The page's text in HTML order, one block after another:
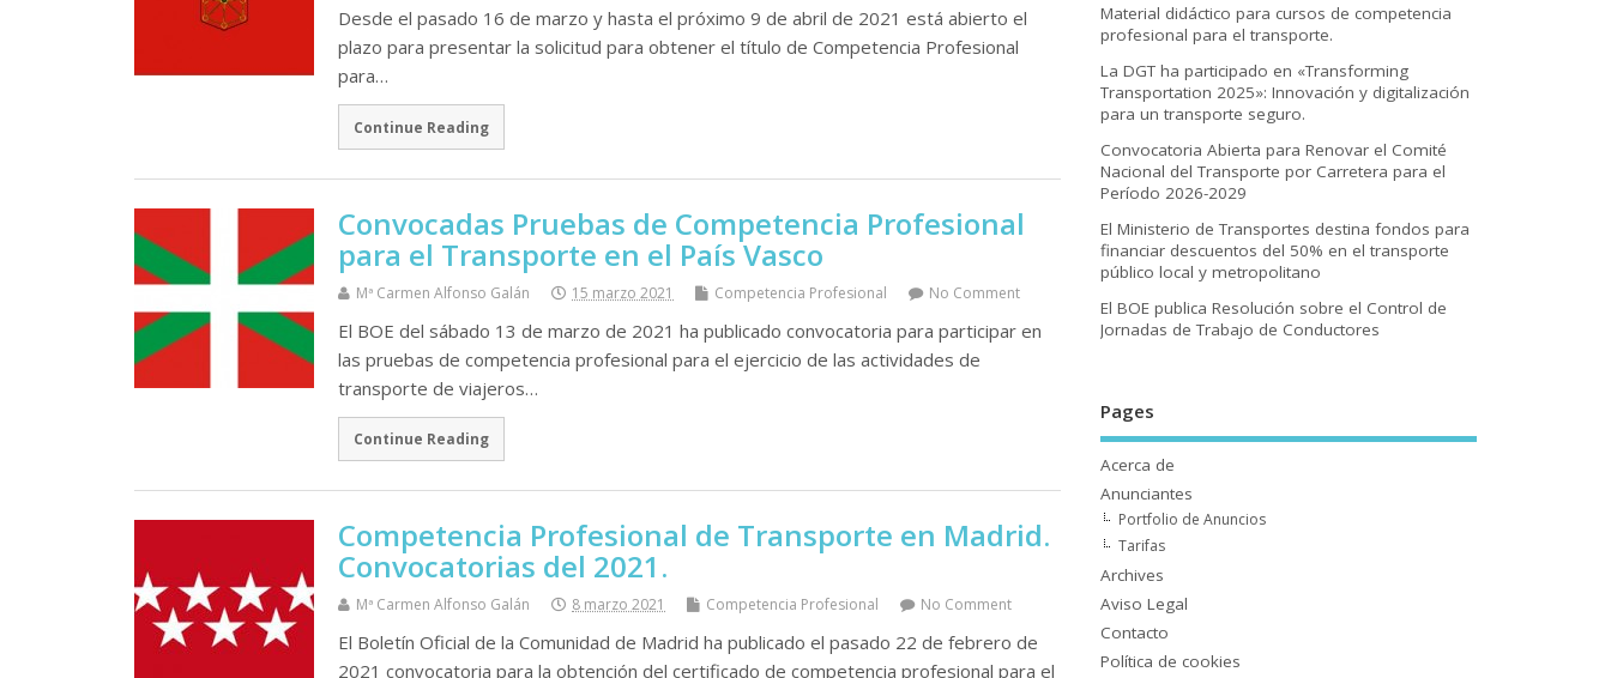
Desde el pasado 16 de marzo y hasta el próximo 9 de abril de 2021 está abierto el
plazo para presentar la solicitud para obtener el tí­tulo de Competencia Profesional
para…
Continue Reading
Convocadas Pruebas de Competencia Profesional
para el Transporte en el Paí­s Vasco
Mª Carmen Alfonso Galán 15 marzo 2021 Competencia Profesional No Comment
El BOE del sábado 13 de marzo de 2021 ha publicado convocatoria para participar en
las pruebas de competencia profesional para el ejercicio de las actividades de
transporte de viajeros…
Continue Reading
Competencia Profesional de Transporte en Madrid.
Convocatorias del 2021.
Mª Carmen Alfonso Galán 8 marzo 2021 Competencia Profesional No Comment
El Boletí­n Oficial de la Comunidad de Madrid ha publicado el pasado 22 de febrero de
2021 convocatoria para la obtención del certificado de competencia profesional para el
Material didáctico para cursos de competencia
profesional para el transporte.
La DGT ha participado en «Transforming
Transportation 2025»: Innovación y digitalización
para un transporte seguro.
Convocatoria Abierta para Renovar el Comité
Nacional del Transporte por Carretera para el
Período 2026-2029
El Ministerio de Transportes destina fondos para
financiar descuentos del 50% en el transporte
público local y metropolitano
El BOE publica Resolución sobre el Control de
Jornadas de Trabajo de Conductores
Pages
Acerca de
Anunciantes
Portfolio de Anuncios
Tarifas
Archives
Aviso Legal
Contacto
Polí­tica de cookies